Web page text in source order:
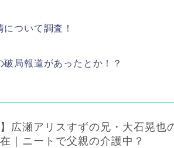
ついて調査！
局報道があったとか！？
】広瀬アリスすずの兄・大石晃也
｜ニートで父親の介護中？